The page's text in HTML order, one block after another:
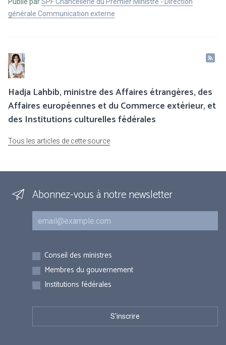
générale Communication externe
Hadja Lahbib, ministre des Affaires étrangères, des
Affaires européennes et du Commerce extérieur, et
des Institutions culturelles fédérales
Tous les articles de cette source
Abonnez-vous à notre newsletter
Courriel
Inscriptions
Conseil des ministres
Membres du gouvernement
Institutions fédérales